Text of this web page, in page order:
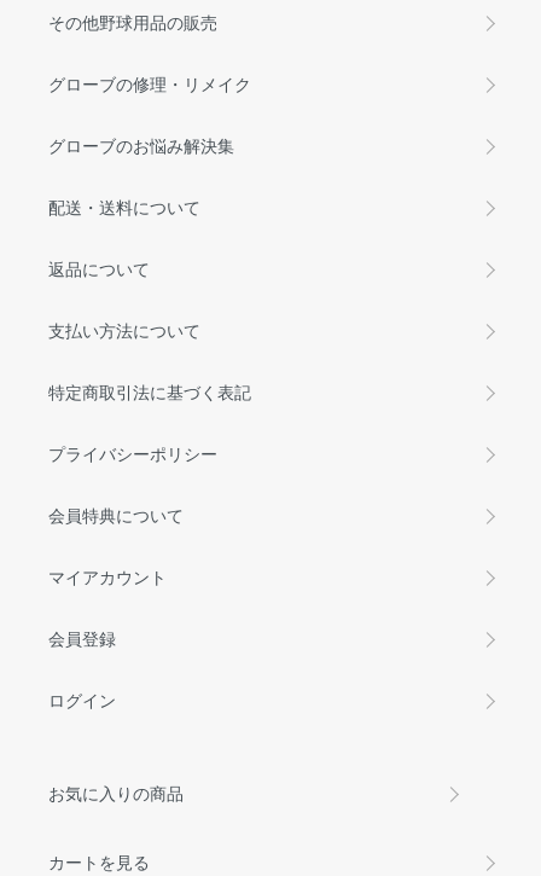
その他野球用品の販売
グローブの修理・リメイク
グローブのお悩み解決集
配送・送料について
返品について
支払い方法について
特定商取引法に基づく表記
プライバシーポリシー
会員特典について
マイアカウント
会員登録
ログイン
お気に入りの商品
カートを見る